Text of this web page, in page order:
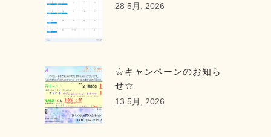
28 5月, 2026
☆キャンペーンのお知ら
せ☆
13 5月, 2026